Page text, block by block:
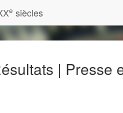
e siècles
| Presse